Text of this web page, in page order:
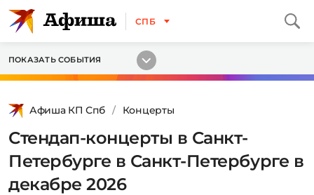
СПБ
ПОКАЗАТЬ СОБЫТИЯ
Афиша КП Спб Концерты
Стендап-концерты в Санкт-
Петербурге в Санкт-Петербурге в
декабре 2026